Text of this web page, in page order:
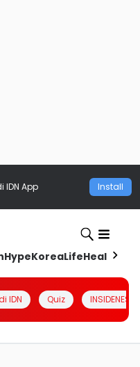
IDN App Install
HypeKoreaLifeHealth
IDN Quiz INSIDENESIA